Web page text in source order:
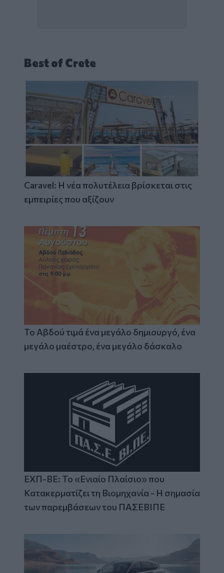
Best of Crete
Caravel: Η νέα πολυτέλεια βρίσκεται στις
εμπειρίες που αξίζουν
Το Αβδού τιμά ένα μεγάλο δημιουργό, ένα
μεγάλο μαέστρο, ένα μεγάλο δάσκαλο
ΕΧΠ-ΒΕ: Το «Ενιαίο Πλαίσιο» που
Κατακερματίζει τη Βιομηχανία - Η σημασία
των παρεμβάσεων του ΠΑΣΕΒΙΠΕ